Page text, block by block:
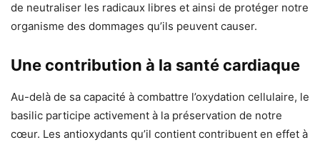
de neutraliser les radicaux libres et ainsi de protéger notre
organisme des dommages qu’ils peuvent causer.
Une contribution à la santé cardiaque
Au-delà de sa capacité à combattre l’oxydation cellulaire, le
basilic participe activement à la préservation de notre
cœur. Les antioxydants qu’il contient contribuent en effet à